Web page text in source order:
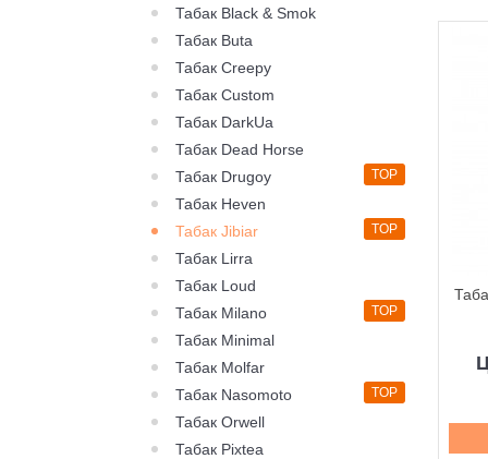
Табак Black & Smok
Табак Buta
Табак Creepy
Табак Custom
Табак DarkUa
Табак Dead Horse
Табак Drugoy
TOP
Табак Heven
Табак Jibiar
TOP
Табак Lirra
Табак Loud
Табак Milano
TOP
Табак Minimal
Табак Molfar
Табак Nasomoto
TOP
Табак Orwell
Табак Pixtea